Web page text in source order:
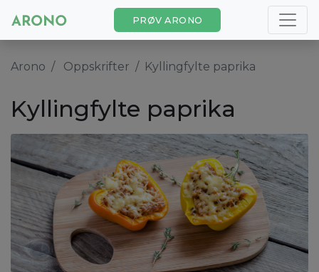
PRØV ARONO
Arono Oppskrifter Kyllingfylte paprika
Kyllingfylte paprika